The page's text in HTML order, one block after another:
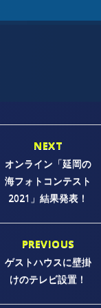
NEXT
オンライン「延岡の
海フォトコンテスト
2021」結果発表！
PREVIOUS
ゲストハウスに壁掛
けのテレビ設置！